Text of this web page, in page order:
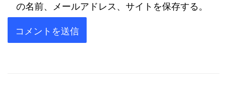
の名前、メールアドレス、サイトを保存する。